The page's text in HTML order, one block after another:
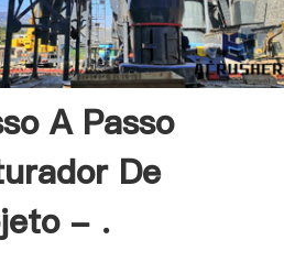
A Passo
De
- .